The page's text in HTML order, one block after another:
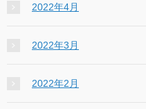
2022年4月
2022年3月
2022年2月